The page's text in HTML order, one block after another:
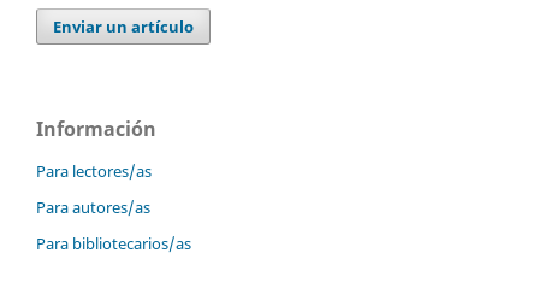
Enviar un artículo
Información
Para lectores/as
Para autores/as
Para bibliotecarios/as